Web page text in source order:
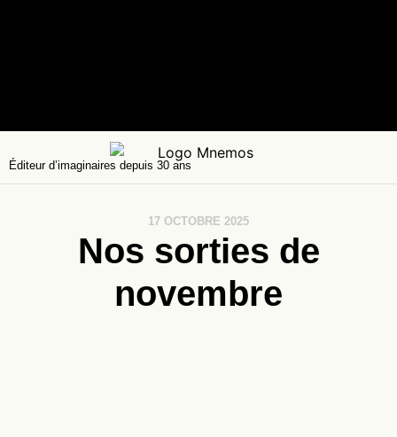
Éditeur d’imaginaires depuis 30 ans
17 OCTOBRE 2025
Nos sorties de
novembre